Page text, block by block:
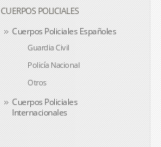
CUERPOS POLICIALES
Cuerpos Policiales Españoles
Guardia Civil
Policía Nacional
Otros
Cuerpos Policiales
Internacionales